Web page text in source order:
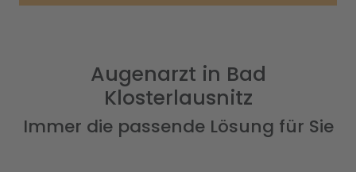
Augenarzt in Bad
Klosterlausnitz
Immer die passende Lösung für Sie